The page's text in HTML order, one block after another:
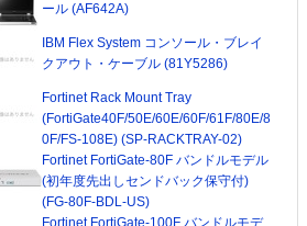
ール (AF642A)
IBM Flex System コンソール・ブレイ
クアウト・ケーブル (81Y5286)
Fortinet Rack Mount Tray
(FortiGate40F/50E/60E/60F/61F/80E/8
0F/FS-108E) (SP-RACKTRAY-02)
Fortinet FortiGate-80F バンドルモデル
(初年度先出しセンドバック保守付)
(FG-80F-BDL-US)
Fortinet FortiGate-100F バンドルモデ